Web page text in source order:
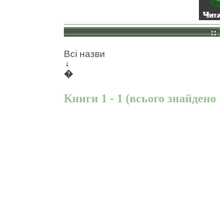
::
Всі назви
↓
�
Книги 1 - 1 (всього знайдено